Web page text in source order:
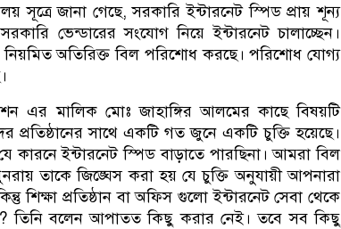
সূত্রে জানা গেছে, সরকারি ইন্টারনেট স্পিড প্রায় শূন্য
ভেন্ডারের সংযোগ নিয়ে ইন্টারনেট চালাচ্ছেন।
অতিরিক্ত বিল পরিশোধ করছে। পরিশোধ যোগ্য
এর মালিক মোঃ জাহাঙ্গির আলমের কাছে বিষয়টি
প্রতিষ্ঠানের সাথে একটি গত জুনে একটি চুক্তি হয়েছে।
ইন্টারনেট স্পিড বাড়াতে পারছিনা। আমরা বিল
তাকে জিঙ্ঘেস করা হয় যে চুক্তি অনুযায়ী আপনারা
শিক্ষা প্রতিষ্ঠান বা অফিস গুলো ইন্টারনেট সেবা থেকে
তিনি বলেন আপাতত কিছু করার নেই। তবে সব কিছু